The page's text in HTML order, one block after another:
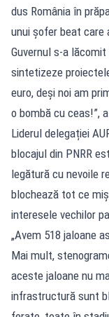
dus România în
unui șofer beat
Guvernul s-a
sintetizeze
euro, deși noi am
o bombă cu ceas!”,
Liderul delegației
blocajul din PNRR
legătură cu nevoile
blochează tot ce
interesele vechilor
„Avem 518 jaloane
Mai mult,
aceste jaloane nu
infrastructură sunt